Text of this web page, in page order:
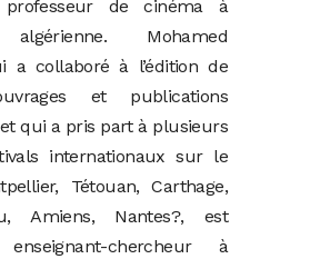
de cinéma à
algérienne. Mohamed
a collaboré à l’édition de
et publications
qui a pris part à plusieurs
internationaux sur le
Tétouan, Carthage,
Amiens, Nantes?, est
enseignant-chercheur à